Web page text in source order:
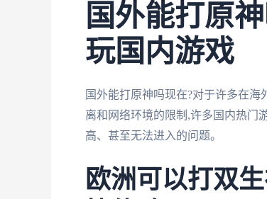
国外能打原
玩国内游戏
国外能打原神吗现在?对于许多在
离和网络环境的限制,许多国内热门
高、甚至无法进入的问题。
欧洲可以打双